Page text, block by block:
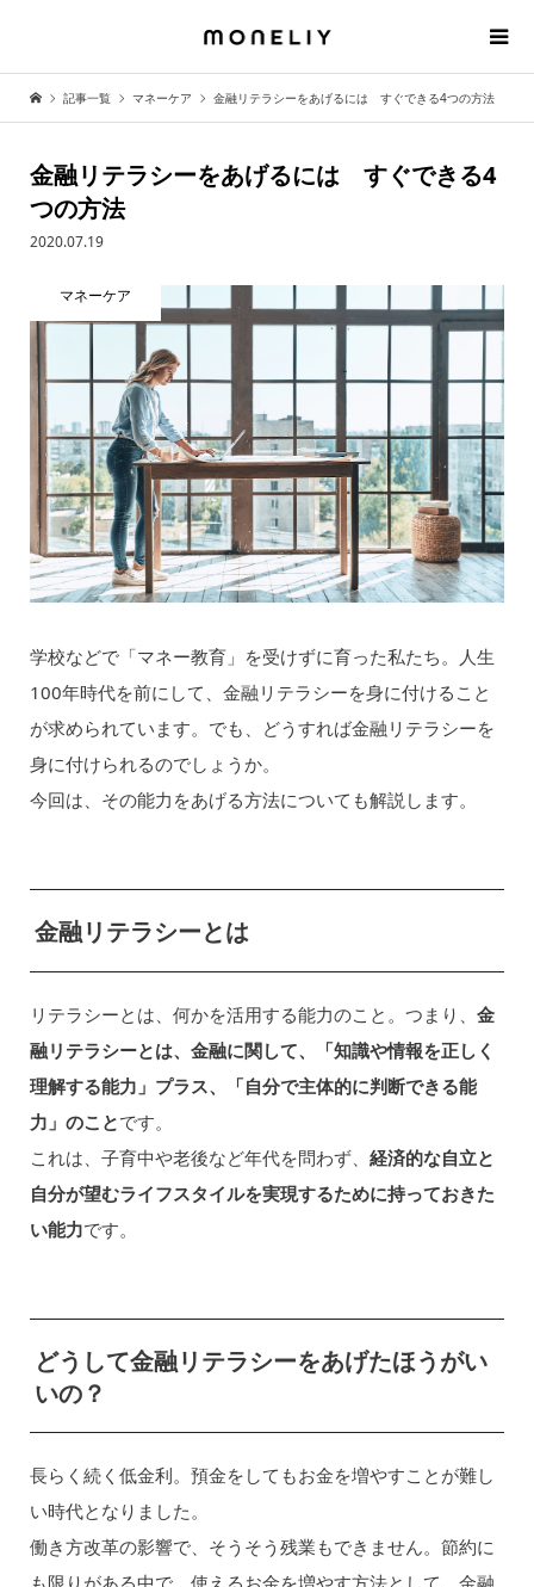
記事一覧 マネーケア 金融リテラシーをあげるには すぐできる4つの方法
金融リテラシーをあげるには すぐできる4
つの方法
2020.07.19
マネーケア
学校などで「マネー教育」を受けずに育った私たち。人生
100年時代を前にして、金融リテラシーを身に付けること
が求められています。でも、どうすれば金融リテラシーを
身に付けられるのでしょうか。
今回は、その能力をあげる方法についても解説します。
金融リテラシーとは
リテラシーとは、何かを活用する能力のこと。つまり、 金
融リテラシーとは、金融に関して、「知識や情報を正しく
理解する能力」プラス、「自分で主体的に判断できる能
力」のことです。
これは、子育中や老後など年代を問わず、 経済的な自立と
自分が望むライフスタイルを実現するために持っておきた
い能力です。
どうして金融リテラシーをあげたほうがい
いの？
長らく続く低金利。預金をしてもお金を増やすことが難し
い時代となりました。
働き方改革の影響で、そうそう残業もできません。節約に